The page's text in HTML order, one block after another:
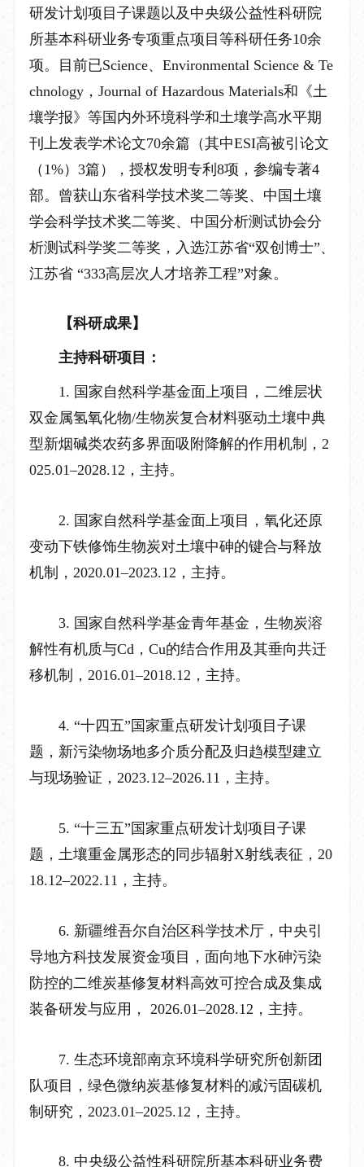
研发计划项目子课题以及 中央级公益性科研院
所基本科研业务专项重点项目等科研任务10余
项。目前已Science、 Environmental Science & Te
chnology， Journal of Hazardous Materials和《土
壤学报》 等国内外环境科学和土壤学高水平期
刊上发表学术论文70余篇（其中ESI高被引论文
（ 1%） 3篇）， 授权发明专利 8项，参编专著4
部。曾获山东省科学技术奖二等奖、 中国土壤
学会科学技术奖二等奖、中国分析测试协会分
析测试科学奖二等奖 ，入选江苏省“双创博士”、
江苏省 “333高层次人才培养工程”对象 。
【科研成果】
主持科研项目：
1. 国家自然科学基金面上项目，二维层状
双金属氢氧化物/生物炭复合材料驱动土壤中典
型新烟碱类农药多界面吸附降解的作用机制， 2
025.01–2028.12 ，主持。
2. 国家自然科学基金面上项目，氧化还原
变动下铁修饰生物炭对土壤中砷的键合与释放
机制， 2020.01–2023.12 ，主持。
3. 国家自然科学基金青年基金，生物炭溶
解性有机质与Cd， Cu的结合作用及其垂向共迁
移机制， 2016.01–2018.12 ，主持。
4. “十四五” 国家重点研发计划 项目子课
题，新污染物场地多介质分配及归趋模型建立
与现场验证， 2023.12–2026.11 ，主持。
5. “十三五”国家重点研发计划项目子课
题，土壤重金属形态的同步辐射X射线表征， 20
18.12–2022.11 ，主持。
6. 新疆维吾尔自治区科学技术厅，中央引
导地方科技发展资金项目，面向地下水砷污染
防控的二维炭基修复材料高效可控合成及集成
装备研发与应用，
2026.01–2028.12 ，主持。
7. 生态环境部南京环境科学研究所创新团
队项目，绿色微纳炭基修复材料的减污固碳机
制研究， 2023.01–2025.12 ，主持。
8. 中央级公益性科研院所基本科研业务费